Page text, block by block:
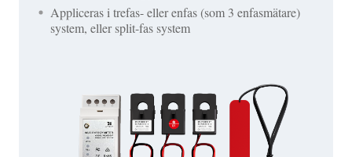
Appliceras i trefas- eller enfas (som 3 enfasmätare)
system, eller split-fas system